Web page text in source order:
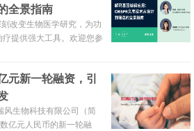
术从设计到筛选的全景指
系统回顾C...
全景指南
改变生物医学研究，为功
提供强大工具。欢迎您参
北京时间下午2点，由珠海
老师共同为您带来的「解
术从设计到筛选的全景指
系统回顾C...
元新一轮融资，引
生物科技有限公司（简
亿元人民币的新一轮融